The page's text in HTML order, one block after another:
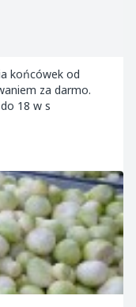
końcówek od
za darmo.
18 w s